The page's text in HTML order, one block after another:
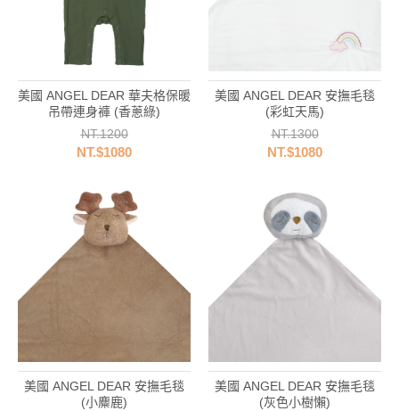
美國 ANGEL DEAR 華夫格保暖
吊帶連身褲 (香蔥綠)
NT.1200
NT.$1080
美國 ANGEL DEAR 安撫毛毯
(彩虹天馬)
NT.1300
NT.$1080
美國 ANGEL DEAR 安撫毛毯
(小麋鹿)
美國 ANGEL DEAR 安撫毛毯
(灰色小樹懶)